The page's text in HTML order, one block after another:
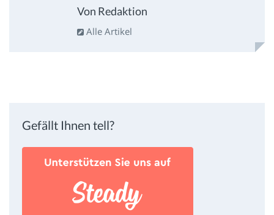
Von Redaktion
Alle Artikel
Gefällt Ihnen tell?